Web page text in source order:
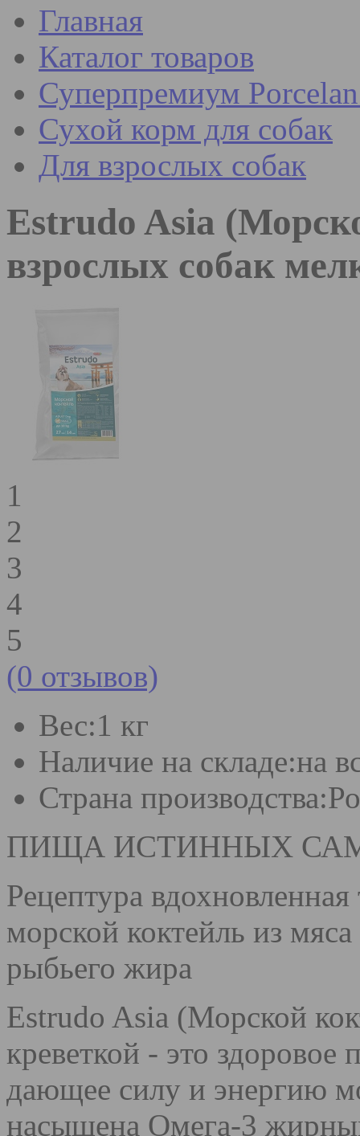
Главная
Каталог товаров
Суперпремиум
Сухой корм для собак
Для взрослых собак
Estrudo Asia
взрослых собак
1
2
3
4
5
(0 отзывов)
Вес:1 кг
Наличие на складе:на
Страна производства:
ПИЩА ИСТИННЫХ
Рецептура
морской коктейль из
рыбьего жира
Estrudo Asia (Морской
креветкой - это
дающее силу и энергию
насыщена Омега-3